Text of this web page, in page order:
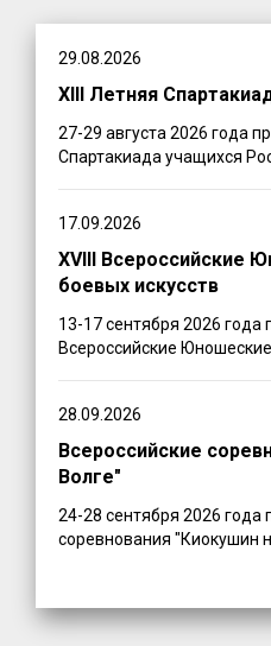
29.08.2026
XIII Летняя
27-29 августа 2026 года
Спартакиада учащихся
17.09.2026
XVIII Всероссийские
боевых искусств
13-17 сентября 2026 года
Всероссийские
28.09.2026
Всероссийские
Волге"
24-28 сентября 2026 года
соревнования "Киокушин